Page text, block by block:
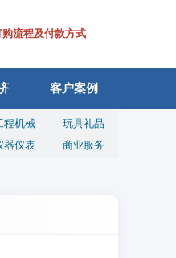
购流程及付款方式
客户案例
程机械
玩具礼品
器仪表 商业服务